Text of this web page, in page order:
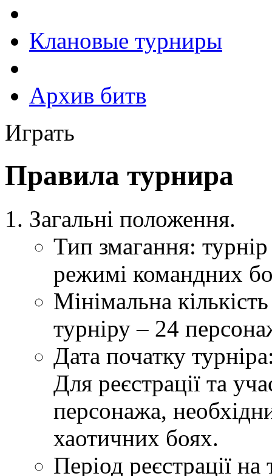
Клановые турниры
Архив битв
Играть
Правила турнира
Загальні положення.
Тип змагання:
режимі командних
Мінімальна
турніру – 24
Дата початку
Для реєстрації та
персонажа,
хаотичних боях.
Період реєстрації